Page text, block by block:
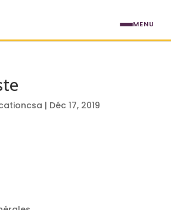
| Déc 17, 2019
MENU